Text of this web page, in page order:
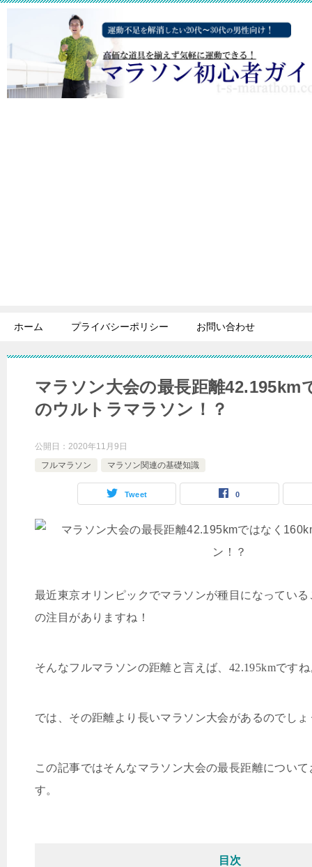
ホーム プライバシーポリシー お問い合わせ
マラソン大会の最長距離42.195km
のウルトラマラソン！？
公開日： 2020年11月9日
フルマラソン
マラソン関連の基礎知識
Tweet 0
最近東京オリンピックでマラソンが種目になってい
の注目がありますね！
そんなフルマラソンの距離と言えば、 42.195kmです
では、その距離より長いマラソン大会があるのでしょ
この記事ではそんなマラソン大会の最長距離につい
す。
目次